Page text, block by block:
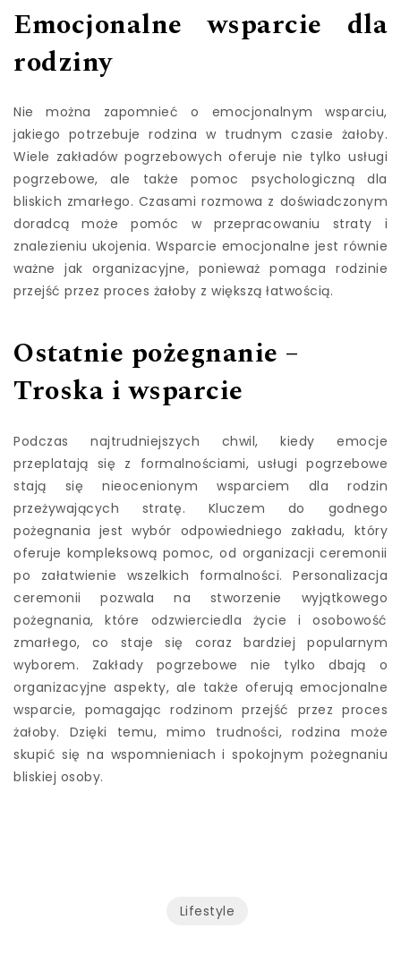
Emocjonalne wsparcie dla
rodziny
Nie można zapomnieć o emocjonalnym wsparciu,
jakiego potrzebuje rodzina w trudnym czasie żałoby.
Wiele zakładów pogrzebowych oferuje nie tylko usługi
pogrzebowe, ale także pomoc psychologiczną dla
bliskich zmarłego. Czasami rozmowa z doświadczonym
doradcą może pomóc w przepracowaniu straty i
znalezieniu ukojenia. Wsparcie emocjonalne jest równie
ważne jak organizacyjne, ponieważ pomaga rodzinie
przejść przez proces żałoby z większą łatwością.
Ostatnie pożegnanie –
Troska i wsparcie
Podczas najtrudniejszych chwil, kiedy emocje
przeplatają się z formalnościami, usługi pogrzebowe
stają się nieocenionym wsparciem dla rodzin
przeżywających stratę. Kluczem do godnego
pożegnania jest wybór odpowiedniego zakładu, który
oferuje kompleksową pomoc, od organizacji ceremonii
po załatwienie wszelkich formalności. Personalizacja
ceremonii pozwala na stworzenie wyjątkowego
pożegnania, które odzwierciedla życie i osobowość
zmarłego, co staje się coraz bardziej popularnym
wyborem. Zakłady pogrzebowe nie tylko dbają o
organizacyjne aspekty, ale także oferują emocjonalne
wsparcie, pomagając rodzinom przejść przez proces
żałoby. Dzięki temu, mimo trudności, rodzina może
skupić się na wspomnieniach i spokojnym pożegnaniu
bliskiej osoby.
Lifestyle